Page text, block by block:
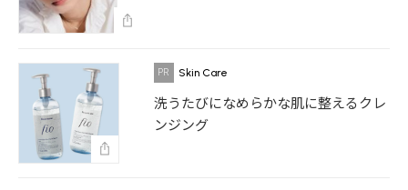
Skin Care
洗うたびになめらかな肌に整えるクレ
ンジング